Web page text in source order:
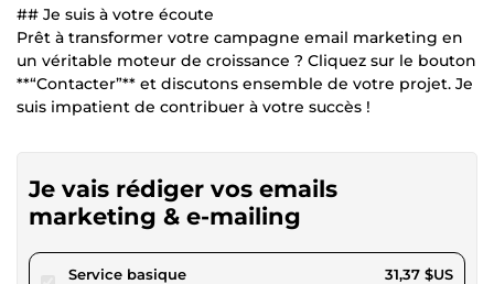
## Je suis à votre écoute
Prêt à transformer votre campagne email marketing en
un véritable moteur de croissance ? Cliquez sur le bouton
**“Contacter”** et discutons ensemble de votre projet. Je
suis impatient de contribuer à votre succès !
Je vais rédiger vos emails
marketing & e-mailing
Service basiquepour 28,90 $US 31,37 $US